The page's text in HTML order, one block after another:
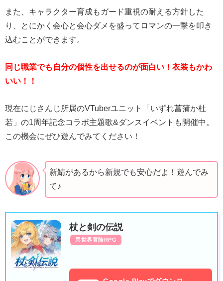
また、キャラクター育成もガード重視の耐える方針した
り、とにかく会心と会心ダメを盛ってロマンの一撃を叩き
込むことができます。
同じ職業でも自分の個性を出せるのが面白い！衣装もかわ
いい！！
現在にじさんじ所属のVTuberユニット「いずれ菖蒲か杜
若」の1周年記念コラボ主題歌&ダンスイベントも開催中。
この機会にぜひ遊んでみてください！
新鯖があるから新規でも安心だよ！遊んでみ
て♪
杖と剣の伝説
異世界冒険RPG